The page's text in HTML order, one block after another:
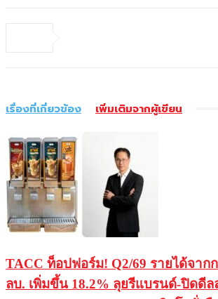
เรื่องที่เกี่ยวข้อง เพิ่มเติมจากผู้เขียน
TACC ท็อปฟอร์ม! Q2/69 รายได้จาก
ลบ. เพิ่มขึ้น 18.2% ลุยรีแบรนด์-ปิดดีล